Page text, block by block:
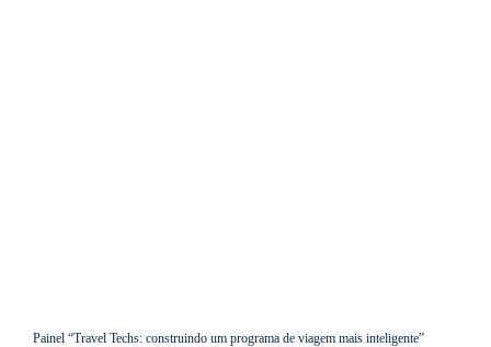
Painel “Travel Techs: construindo um programa de viagem mais inteligente”